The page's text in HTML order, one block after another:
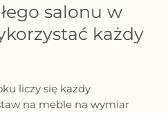
salonu w
każdy
liczy się każdy
na meble na wymiar